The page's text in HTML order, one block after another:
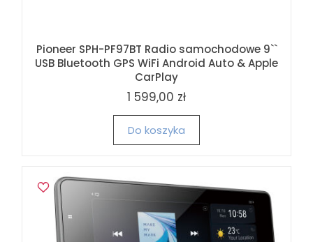
Pioneer SPH-PF97BT Radio samochodowe 9``
USB Bluetooth GPS WiFi Android Auto & Apple
CarPlay
1 599,00 zł
Do koszyka